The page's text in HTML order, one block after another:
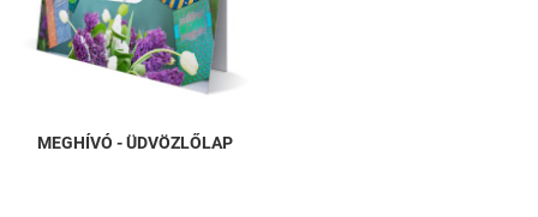
MEGHÍVÓ - ÜDVÖZLŐLAP